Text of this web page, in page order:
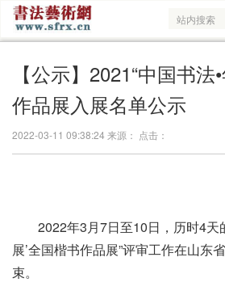
【公示】2021“中国书法
作品展入展名单公示
2022-03-11 09:38:24 来源： 点击：
2022年3月7日至10日，历时4天
展’全国楷书作品展”评审工作在山东
束。